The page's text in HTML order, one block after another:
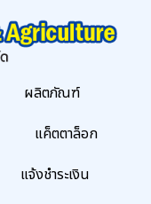
ผลิตภัณฑ์
แค็ตตาล็อก
แจ้งชำระเงิน